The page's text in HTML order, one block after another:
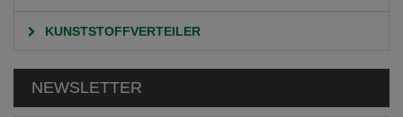
KUNSTSTOFFVERTEILER
NEWSLETTER